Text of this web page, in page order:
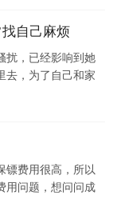
自己麻烦
扰，已经影响到她
去，为了自己和家
镖费用很高，所以
用问题，想问问成